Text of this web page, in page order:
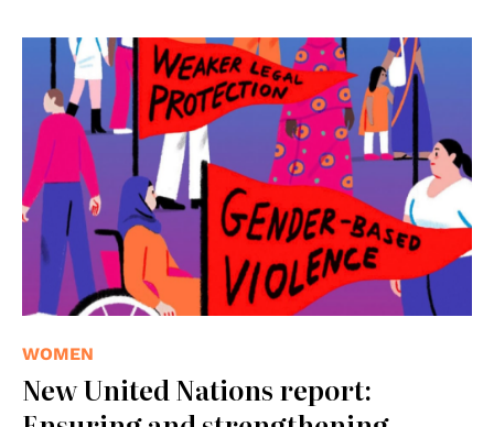
© UN Women
WOMEN
New United Nations report: